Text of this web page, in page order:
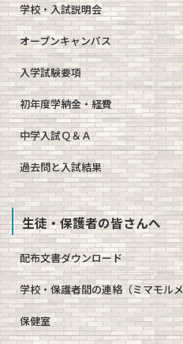
学校・入試説明会
オープンキャンパス
入学試験要項
初年度学納金・経費
中学入試Ｑ＆Ａ
過去問と入試結果
生徒・保護者の皆さんへ
配布文書ダウンロード
学校・保護者間の連絡（ミマモルメ
保健室